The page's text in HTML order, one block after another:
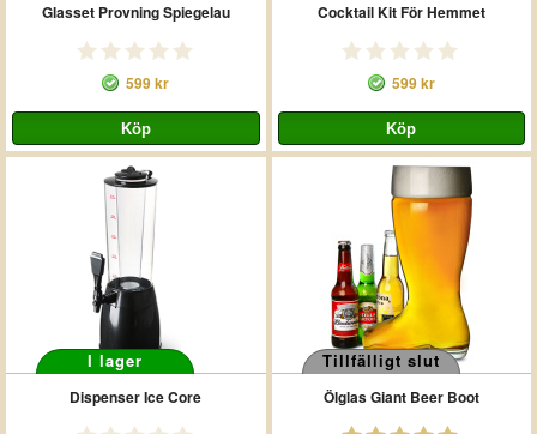
Glasset Provning Spiegelau
599 kr
Cocktail Kit För Hemmet
599 kr
I lager
Dispenser Ice Core
Tillfälligt slut
Ölglas Giant Beer Boot